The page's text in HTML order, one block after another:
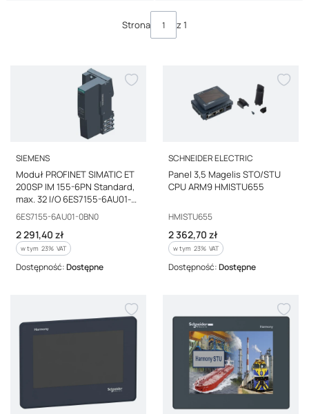
Strona z 1
PRODUCENT
SIEMENS
Moduł PROFINET SIMATIC ET
200SP IM 155-6PN Standard,
max. 32 I/O 6ES7155-6AU01-
0BN0
Kod producenta
6ES7155-6AU01-0BN0
Cena brutto
2 291,40 zł
w tym %s VAT
w tym 23% VAT
Dostępność:Dostępne
PRODUCENT
SCHNEIDER ELECTRIC
Panel 3,5 Magelis STO/STU
CPU ARM9 HMISTU655
Kod producenta
HMISTU655
Cena brutto
2 362,70 zł
w tym %s VAT
w tym 23% VAT
Dostępność:Dostępne